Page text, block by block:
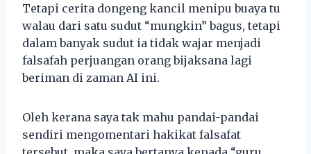
Tetapi cerita dongeng kancil menipu buaya tu
walau dari satu sudut “mungkin” bagus, tetapi
dalam banyak sudut ia tidak wajar menjadi
falsafah perjuangan orang bijaksana lagi
beriman di zaman AI ini.
Oleh kerana saya tak mahu pandai-pandai
sendiri mengomentari hakikat falsafat